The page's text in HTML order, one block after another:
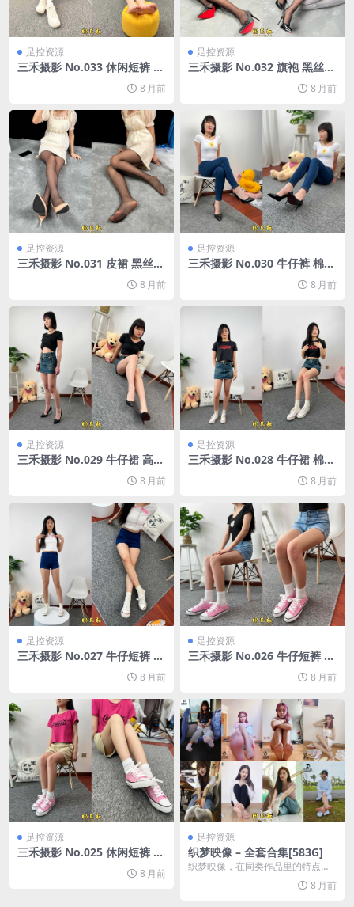
足控资源
三禾摄影 No.033 休闲短裤 棉
8 月前
足控资源
三禾摄影 No.032 旗袍 黑丝
8 月前
足控资源
三禾摄影 No.031 皮裙 黑丝
8 月前
足控资源
三禾摄影 No.030 牛仔裤 棉袜
8 月前
足控资源
三禾摄影 No.029 牛仔裙 高跟
8 月前
足控资源
三禾摄影 No.028 牛仔裙 棉袜
8 月前
足控资源
三禾摄影 No.027 牛仔短裤 棉
8 月前
足控资源
三禾摄影 No.026 牛仔短裤 棉
8 月前
足控资源
三禾摄影 No.025 休闲短裤 棉
8 月前
足控资源
织梦映像 – 全套合集[583G]
织梦映像，在同类作品里的特点是
视频质量不错，妹子也比较漂亮，
8 月前